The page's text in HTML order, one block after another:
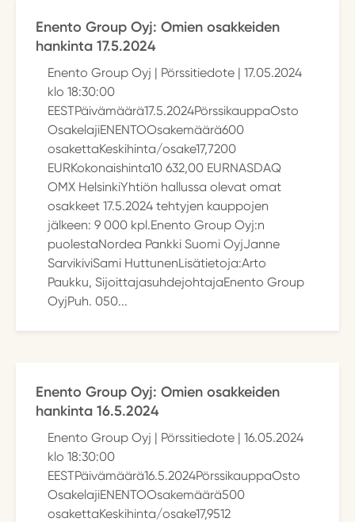
Enento Group Oyj: Omien osakkeiden
hankinta 17.5.2024
Enento Group Oyj | Pörssitiedote | 17.05.2024
klo 18:30:00
EESTPäivämäärä17.5.2024PörssikauppaOsto
OsakelajiENENTOOsakemäärä600
osakettaKeskihinta/osake17,7200
EURKokonaishinta10 632,00 EURNASDAQ
OMX HelsinkiYhtiön hallussa olevat omat
osakkeet 17.5.2024 tehtyjen kauppojen
jälkeen: 9 000 kpl.Enento Group Oyj:n
puolestaNordea Pankki Suomi OyjJanne
SarvikiviSami HuttunenLisätietoja:Arto
Paukku, SijoittajasuhdejohtajaEnento Group
OyjPuh. 050...
Enento Group Oyj: Omien osakkeiden
hankinta 16.5.2024
Enento Group Oyj | Pörssitiedote | 16.05.2024
klo 18:30:00
EESTPäivämäärä16.5.2024PörssikauppaOsto
OsakelajiENENTOOsakemäärä500
osakettaKeskihinta/osake17,9512